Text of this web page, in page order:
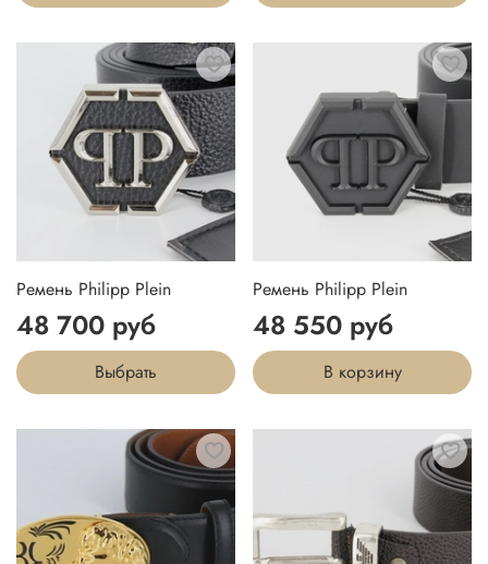
Ремень Philipp Plein
48 700 руб
Выбрать
Ремень Philipp Plein
48 550 руб
В корзину